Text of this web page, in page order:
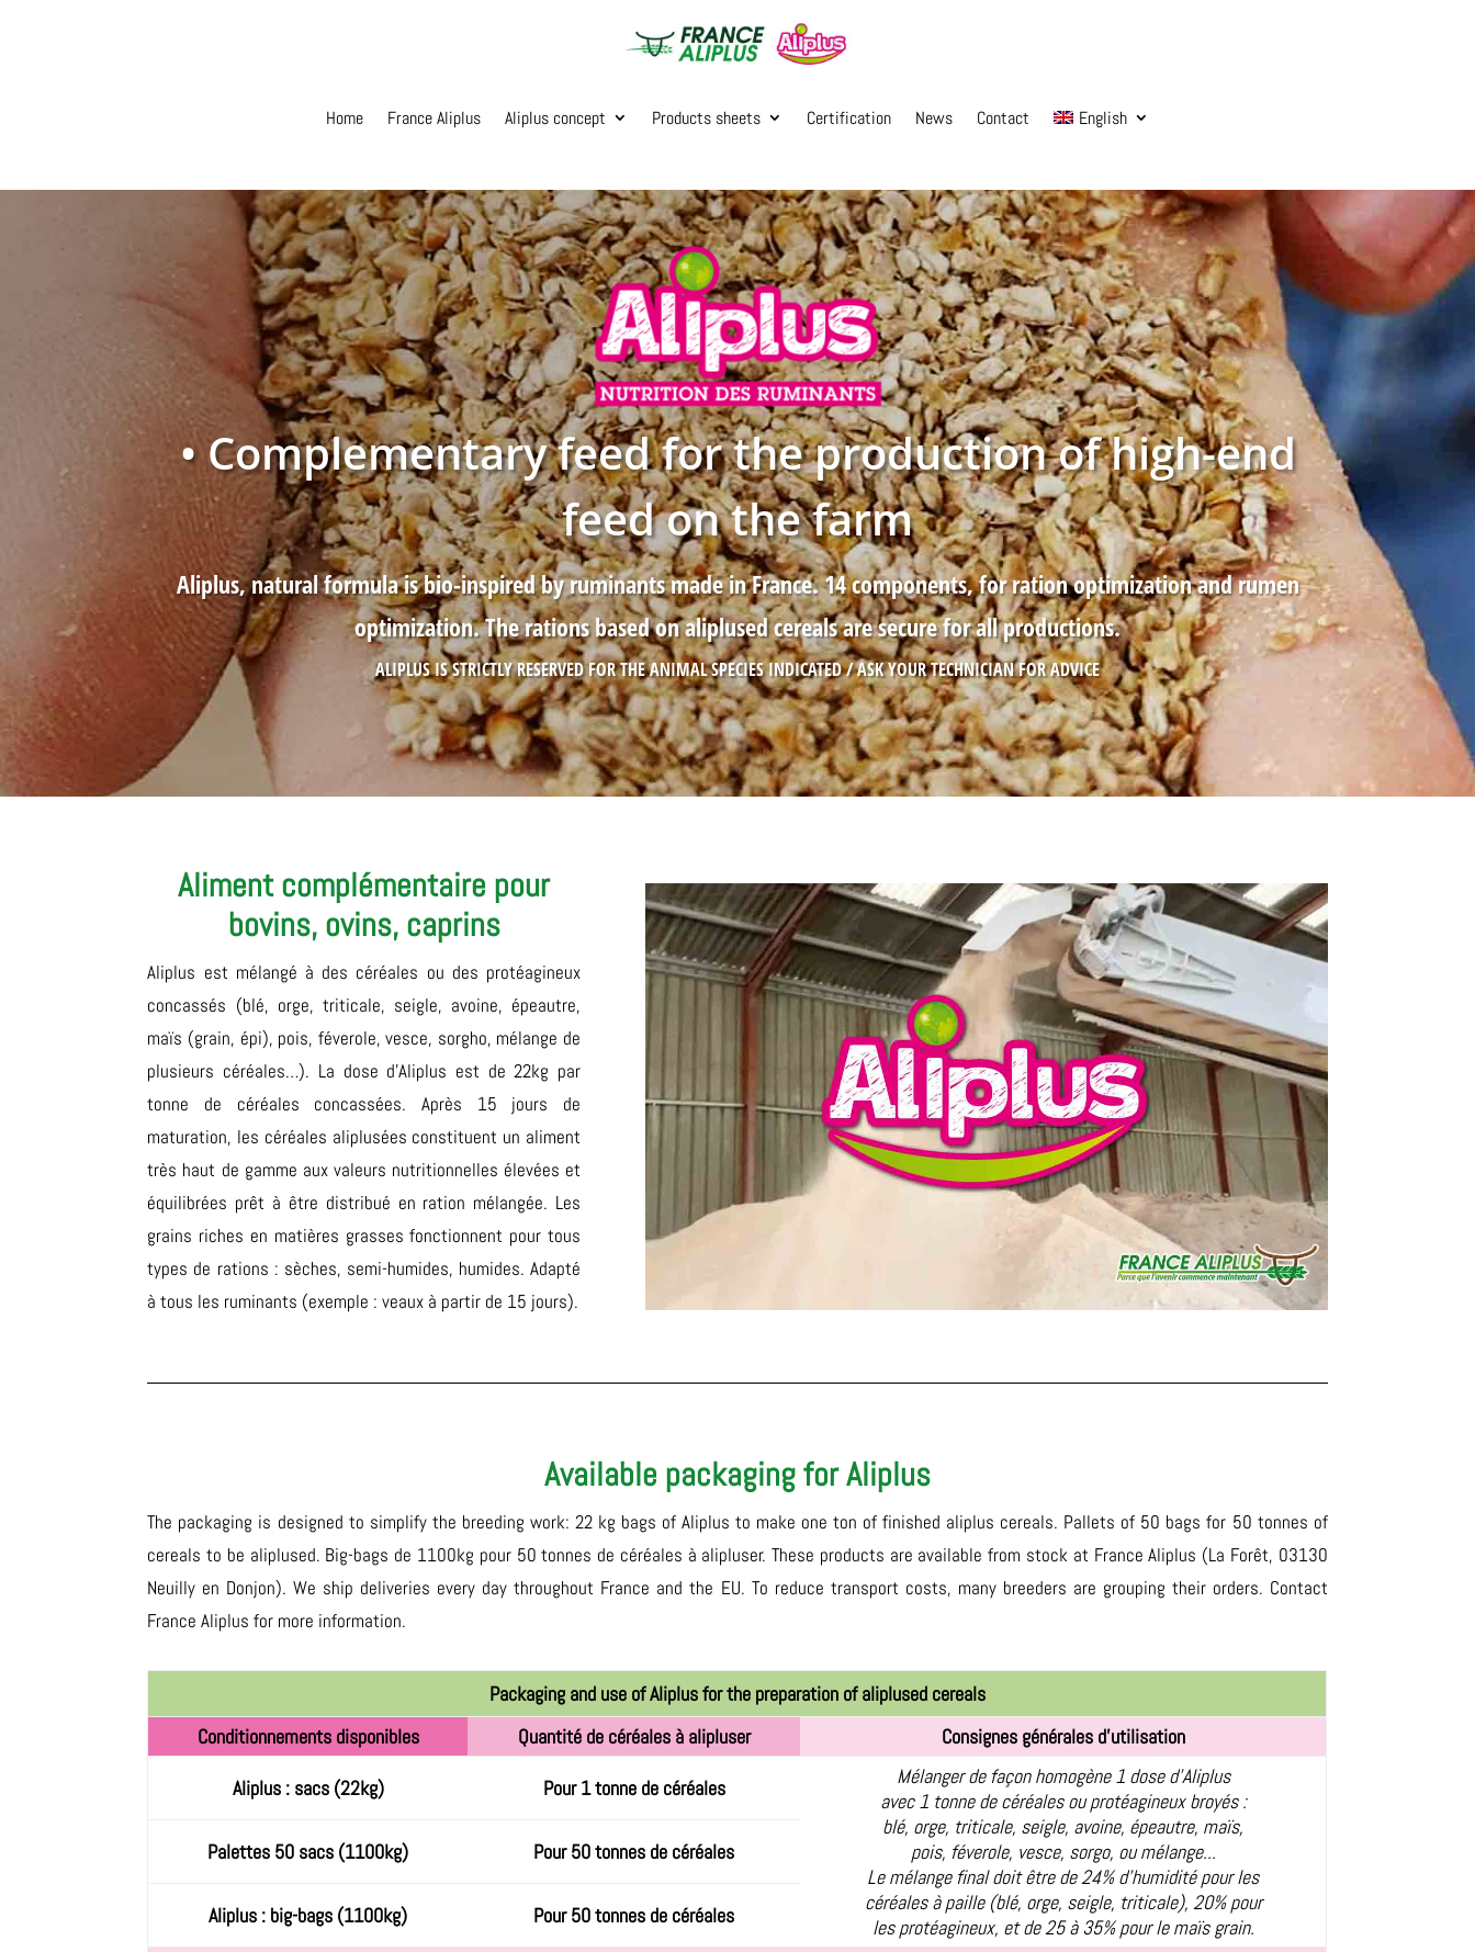
Home France Aliplus Aliplus concept Products sheets Certification News Contact English
• Complementary feed for the production of high-end
feed on the farm
Aliplus, natural formula is bio-inspired by ruminants made in France. 14 components, for ration optimization and rumen
optimization. The rations based on aliplused cereals are secure for all productions.
ALIPLUS IS STRICTLY RESERVED FOR THE ANIMAL SPECIES INDICATED / ASK YOUR TECHNICIAN FOR ADVICE
Aliment complémentaire pour
bovins, ovins, caprins
Aliplus est mélangé à des céréales ou des protéagineux
concassés (blé, orge, triticale, seigle, avoine, épeautre,
maïs (grain, épi), pois, féverole, vesce, sorgho, mélange de
plusieurs céréales…). La dose d’Aliplus est de 22kg par
tonne de céréales concassées. Après 15 jours de
maturation, les céréales aliplusées constituent un aliment
très haut de gamme aux valeurs nutritionnelles élevées et
équilibrées prêt à être distribué en ration mélangée. Les
grains riches en matières grasses fonctionnent pour tous
types de rations : sèches, semi-humides, humides. Adapté
à tous les ruminants (exemple : veaux à partir de 15 jours).
Available packaging for Aliplus
The packaging is designed to simplify the breeding work: 22 kg bags of Aliplus to make one ton of finished aliplus cereals. Pallets of 50 bags for 50 tonnes of
cereals to be aliplused. Big-bags de 1100kg pour 50 tonnes de céréales à alipluser. These products are available from stock at France Aliplus (La Forêt, 03130
Neuilly en Donjon). We ship deliveries every day throughout France and the EU. To reduce transport costs, many breeders are grouping their orders. Contact
France Aliplus for more information.
Packaging and use of Aliplus for the preparation of aliplused cereals
Conditionnements disponibles
Quantité de céréales à alipluser Consignes générales d'utilisation
Aliplus : sacs (22kg) Pour 1 tonne de céréales
Mélanger de façon homogène 1 dose d'Aliplus
avec 1 tonne de céréales ou protéagineux broyés :
blé, orge, triticale, seigle, avoine, épeautre, maïs,
pois, féverole, vesce, sorgo, ou mélange...
Le mélange final doit être de 24% d’humidité pour les
céréales à paille (blé, orge, seigle, triticale), 20% pour
les protéagineux, et de 25 à 35% pour le maïs grain.
Palettes 50 sacs (1100kg) Pour 50 tonnes de céréales
Aliplus : big-bags (1100kg) Pour 50 tonnes de céréales